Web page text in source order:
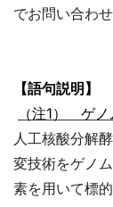
でお問い合わせ
【語句説明】
（注1） ゲ
人工核酸分解
変技術をゲノ
素を用いて標